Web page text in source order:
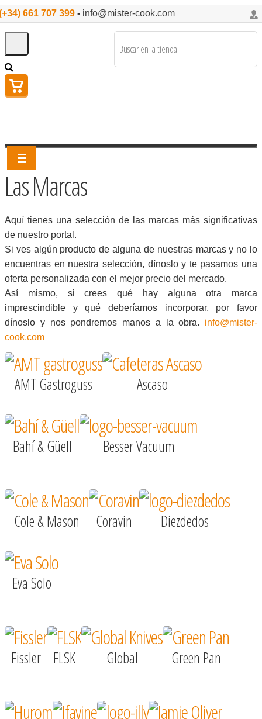
661 707 399 - info@mister-cook.com
Las Marcas
Aquí tienes una selección de las marcas más significativas
de nuestro portal.
Si ves algún producto de alguna de nuestras marcas y no lo
encuentras en nuestra selección, dínoslo y te pasamos una
oferta personalizada con el mejor precio del mercado.
Así mismo, si crees qué hay alguna otra marca
imprescindible y qué deberíamos incorporar, por favor
dínoslo y nos pondremos manos a la obra. info@mister-
cook.com
AMT Gastroguss Ascaso
Bahí & Güell Besser Vacuum
Cole & Mason Coravin Diezdedos
Eva Solo
Fissler FLSK Global Green Pan